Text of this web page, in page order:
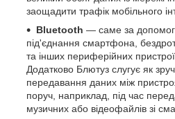
заощадити трафік мобільного
Bluetooth — саме за
під'єднання смартфона,
та інших периферійних
Додатково Блютуз слугує як
передавання даних між
поруч, наприклад, під час
музичних або відеофайлів зі